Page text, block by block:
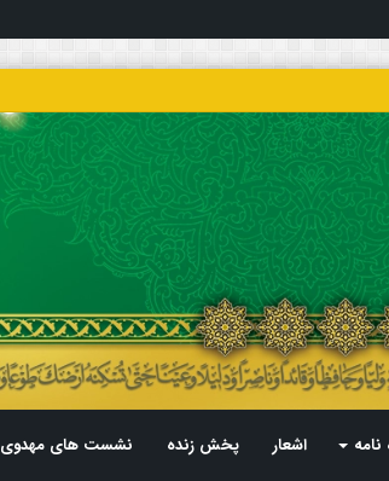
نامه اشعار پخش زنده نشست های مهدوی